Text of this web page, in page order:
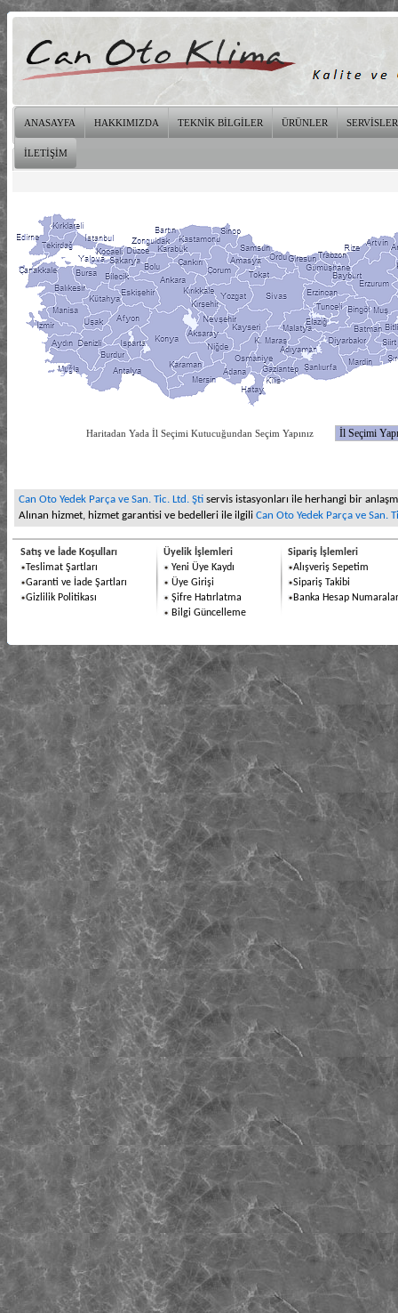
ANASAYFA HAKKIMIZDA TEKNİK BİLGİLER ÜRÜNLER SERVİSLER
İLETİŞİM
Haritadan Yada İl Seçimi Kutucuğundan Seçim Yapınız
Can Oto Yedek Parça ve San. Tic. Ltd. Ştiservis istasyonları ile herhangi bir
Alınan hizmet, hizmet garantisi ve bedelleri ile ilgili Can Oto Yedek Parça ve San.
Satış ve İade Koşulları
Teslimat Şartları
Garanti ve İade Şartları
Gizlilik Politikası
Üyelik İşlemleri
Yeni Üye Kaydı
Üye Girişi
Şifre Hatırlatma
Bilgi Güncelleme
Sipariş İşlemleri
Alışveriş Sepetim
Sipariş Takibi
Banka Hesap